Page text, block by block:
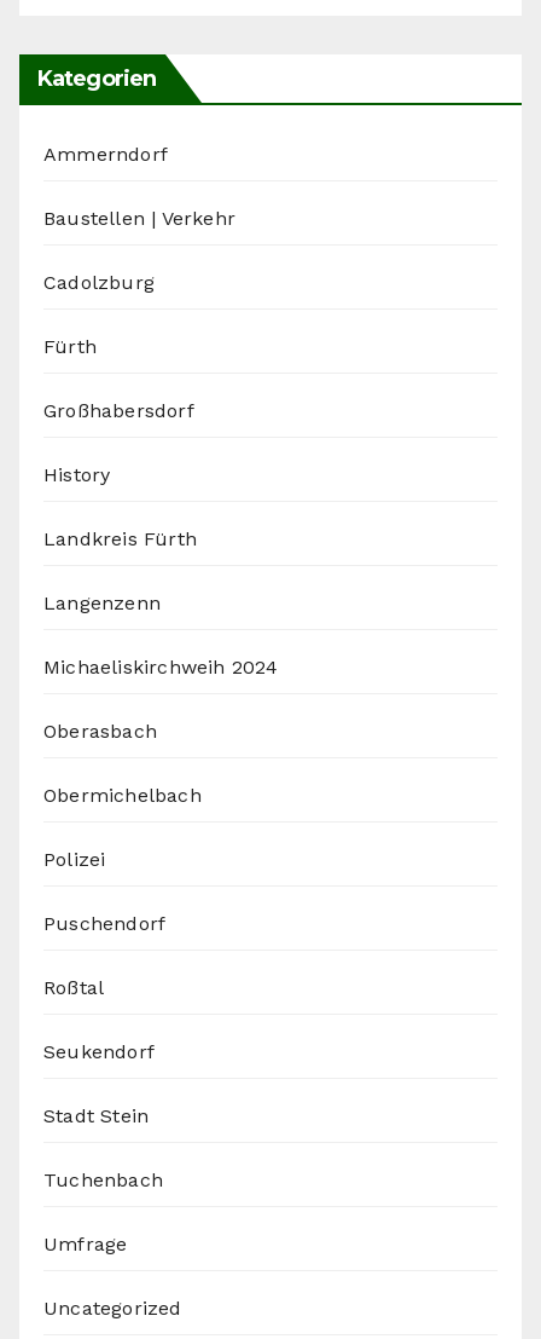
Kategorien
Ammerndorf
Baustellen | Verkehr
Cadolzburg
Fürth
Großhabersdorf
History
Landkreis Fürth
Langenzenn
Michaeliskirchweih 2024
Oberasbach
Obermichelbach
Polizei
Puschendorf
Roßtal
Seukendorf
Stadt Stein
Tuchenbach
Umfrage
Uncategorized